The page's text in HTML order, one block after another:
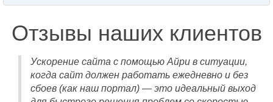
Отзывы наших клиентов
Ускорение сайта с помощью Айри в ситуации,
когда сайт должен работать ежедневно и без
сбоев (как наш портал) — это идеальный выход